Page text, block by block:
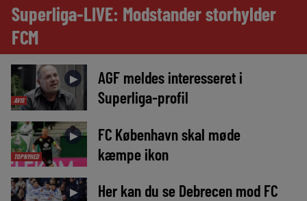
Superliga-LIVE: Modstander storhylder
FCM
AVIS
►
AGF meldes interesseret i
Superliga-profil
TOPNYHED
►
FC København skal møde
kæmpe ikon
►
Her kan du se Debrecen mod FC